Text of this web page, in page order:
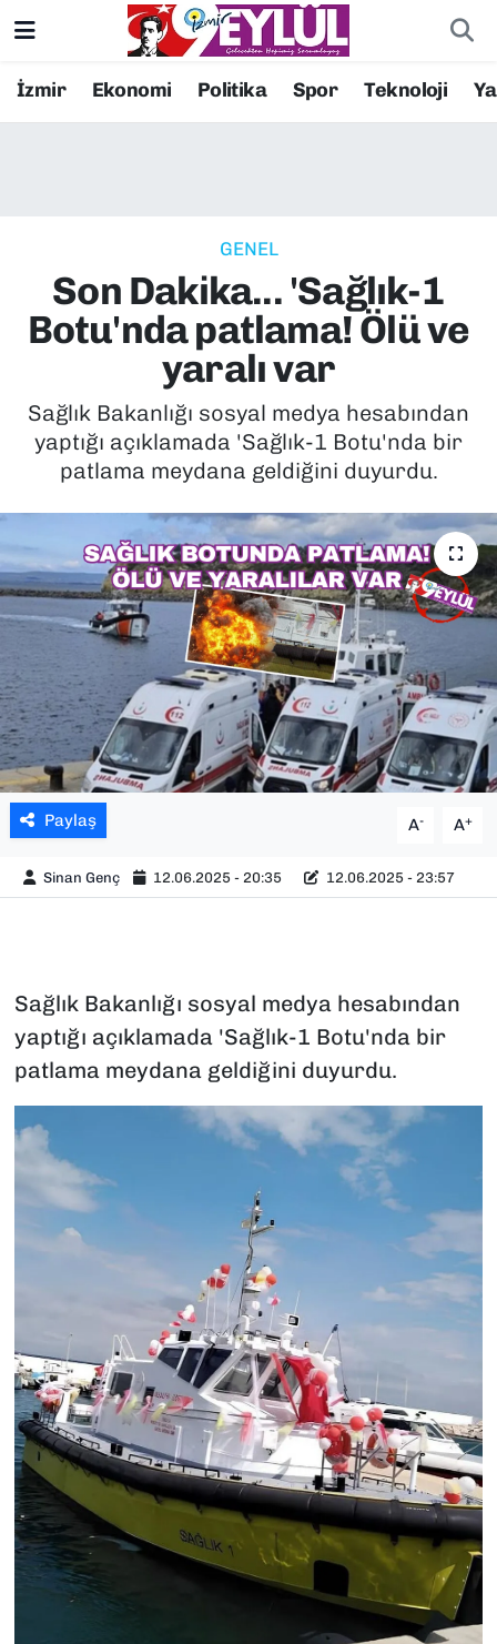
İzmir Ekonomi Politika Spor Teknoloji
GENEL
Son Dakika... 'Sağlık-1
Botu'nda patlama! Ölü ve
yaralı var
Sağlık Bakanlığı sosyal medya hesabından
yaptığı açıklamada 'Sağlık-1 Botu'nda bir
patlama meydana geldiğini duyurdu.
Paylaş A- A+
Sinan Genç 12.06.2025 - 20:35 12.06.2025 - 23:57
Sağlık Bakanlığı sosyal medya hesabından
yaptığı açıklamada 'Sağlık-1 Botu'nda bir
patlama meydana geldiğini duyurdu.
Resmi İlanlar
EKONOMİ
KÜLTÜR SANAT
MAGAZİN
POLİTİKA
SAĞLIK
SPOR
TEKNOLOJİ
YAŞAM
YEREL YÖNETİMLER
Konak Nöbetçi Eczaneler
Süper Lig Puan Durumu ve Fikstür
Tüm Manşetler
Son Dakika Haberleri
Haber Arşivi